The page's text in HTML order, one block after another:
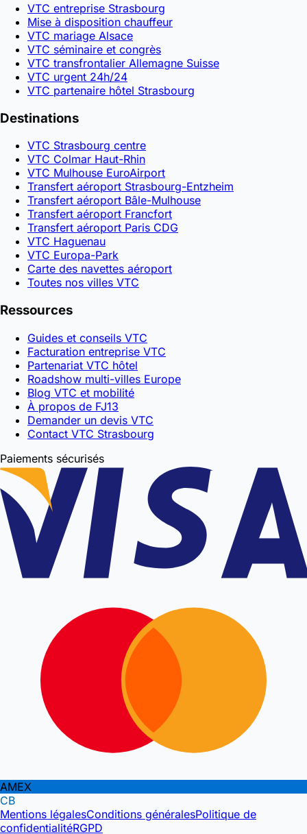
VTC entreprise Strasbourg
Mise à disposition chauffeur
VTC mariage Alsace
VTC séminaire et congrès
VTC transfrontalier Allemagne Suisse
VTC urgent 24h/24
VTC partenaire hôtel Strasbourg
Destinations
VTC Strasbourg centre
VTC Colmar Haut-Rhin
VTC Mulhouse EuroAirport
Transfert aéroport Strasbourg-Entzheim
Transfert aéroport Bâle-Mulhouse
Transfert aéroport Francfort
Transfert aéroport Paris CDG
VTC Haguenau
VTC Europa-Park
Carte des navettes aéroport
Toutes nos villes VTC
Ressources
Guides et conseils VTC
Facturation entreprise VTC
Partenariat VTC hôtel
Roadshow multi-villes Europe
Blog VTC et mobilité
À propos de FJ13
Demander un devis VTC
Contact VTC Strasbourg
Paiements sécurisés
AMEX
CB
Mentions légalesConditions généralesPolitique de
confidentialitéRGPD